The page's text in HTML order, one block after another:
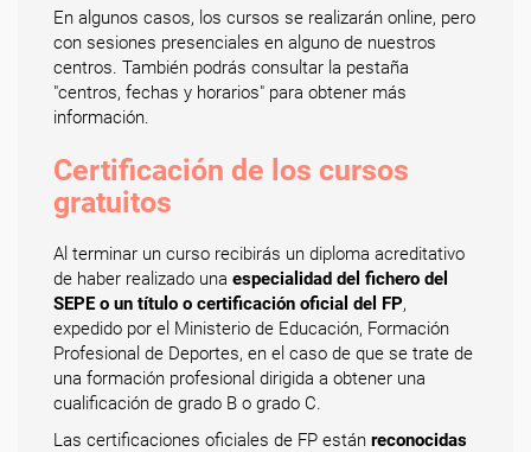
En algunos casos, los cursos se realizarán online, pero
con sesiones presenciales en alguno de nuestros
centros. También podrás consultar la pestaña
"centros, fechas y horarios" para obtener más
información.
Certificación de los cursos
gratuitos
Al terminar un curso recibirás un diploma acreditativo
de haber realizado una especialidad del fichero del
SEPE o un título o certificación oficial del FP,
expedido por el Ministerio de Educación, Formación
Profesional de Deportes, en el caso de que se trate de
una formación profesional dirigida a obtener una
cualificación de grado B o grado C.
Las certificaciones oficiales de FP están reconocidas